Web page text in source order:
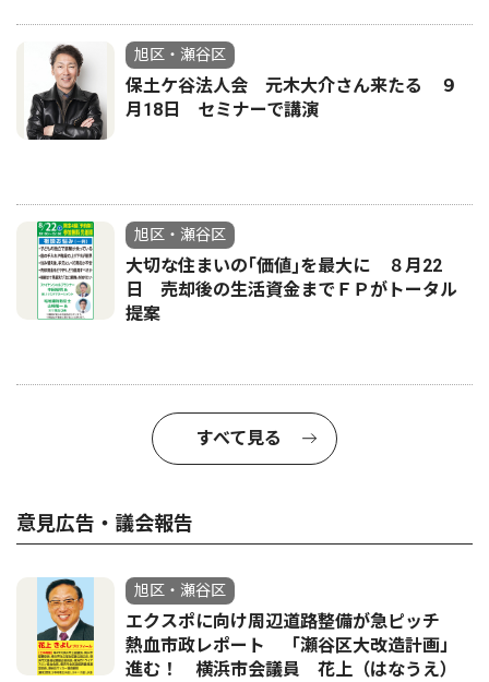
旭区・瀬谷区
保土ケ谷法人会 元木大介さん来たる ９
月18日 セミナーで講演
旭区・瀬谷区
大切な住まいの｢価値｣を最大に ８月22
日 売却後の生活資金までＦＰがトータル
提案
すべて見る
意見広告・議会報告
旭区・瀬谷区
エクスポに向け周辺道路整備が急ピッチ
熱血市政レポート 「瀬谷区大改造計画」
進む！ 横浜市会議員 花上（はなうえ）